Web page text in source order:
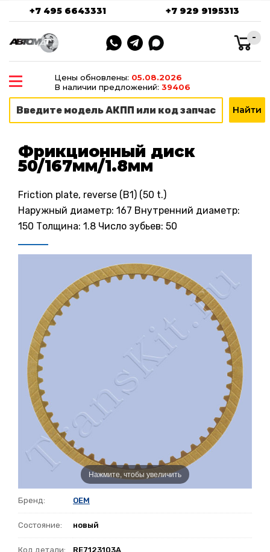
+7 495 6643331 +7 929 9195313
-
Цены обновлены: 05.08.2026
В наличии предложений: 39406
Фрикционный диск
50/167мм/1.8мм
Friction plate, reverse (B1) (50 t.)
Наружный диаметр: 167 Внутренний диаметр:
150 Толщина: 1.8 Число зубьев: 50
Нажмите, чтобы увеличить
Бренд: OEM
Состояние: новый
Код детали: RE7123103A